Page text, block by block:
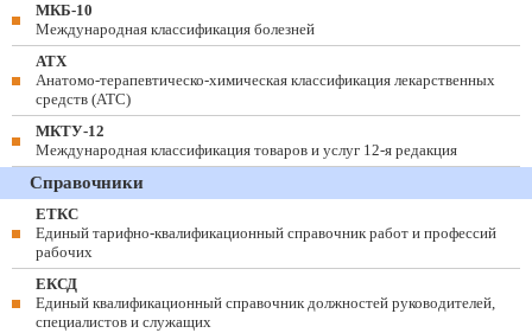
МКБ-10
Международная классификация болезней
АТХ
Анатомо-терапевтическо-химическая классификация лекарственных
средств (ATC)
МКТУ-12
Международная классификация товаров и услуг 12-я редакция
Справочники
ЕТКС
Единый тарифно-квалификационный справочник работ и профессий
рабочих
ЕКСД
Единый квалификационный справочник должностей руководителей,
специалистов и служащих